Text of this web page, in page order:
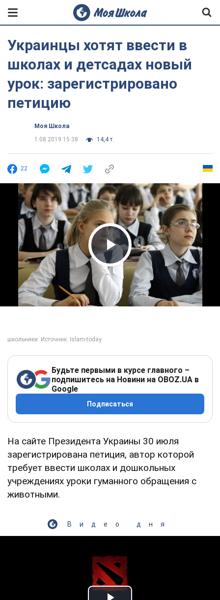
Украинцы хотят ввести в
школах и детсадах новый
урок: зарегистрировано
петицию
Моя Школа
1.08.2019 15:38
14,4 т.
22
Play Video
Будьте первыми в курсе главного –
подпишитесь на Новини на OBOZ.UA в
Google
Подписаться
На сайте Президента Украины 30 июля
зарегистрирована петиция, автор которой
требует ввести школах и дошкольных
учреждениях уроки гуманного обращения с
животными.
Видео дня